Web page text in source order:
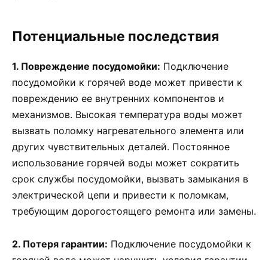
Потенциальные последствия
1. Повреждение посудомойки: Подключение
посудомойки к горячей воде может привести к
повреждению ее внутренних компонентов и
механизмов. Высокая температура воды может
вызвать поломку нагревательного элемента или
других чувствительных деталей. Постоянное
использование горячей воды может сократить
срок службы посудомойки, вызвать замыкания в
электрической цепи и привести к поломкам,
требующим дорогостоящего ремонта или замены.
2. Потеря гарантии: Подключение посудомойки к